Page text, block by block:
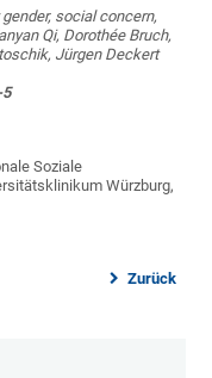
social concern,
Qi, Dorothée Bruch,
Jürgen Deckert
Soziale
Würzburg,
Zurück